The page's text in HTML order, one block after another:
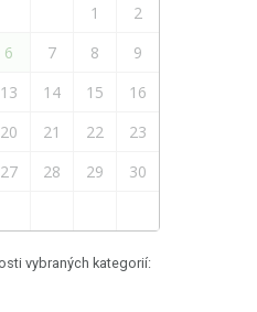
1
2
6 7 8
9
13 14 15
16
20 21 22
23
27 28 29
30
vybraných kategorií: